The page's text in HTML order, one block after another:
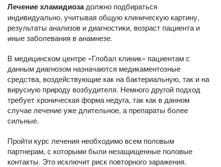
Лечение хламидиозадолжно подбираться
индивидуально, учитывая общую клиническую картину,
результаты анализов и диагностики, возраст пациента и
иные заболевания в анамнезе.
В медицинском центре «Глобал клиник» пациентам с
данным диагнозом назначаются медикаментозные
средства, воздействующие как на бактериальную, так и на
вирусную природу возбудителя. Немного другой подход
требует хроническая форма недуга, так как в данном
случае лечение уже длительное, а препараты более
сильные.
Пройти курс лечения необходимо всем половым
партнерам, с которыми были незащищенные половые
контакты. Это исключит риск повторного заражения.